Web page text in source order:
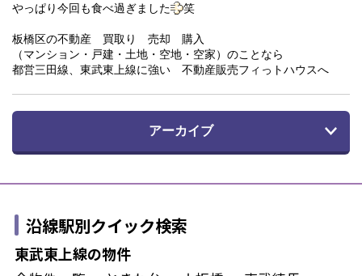
やっぱり今回も食べ過ぎました 笑
板橋区の不動産 買取り 売却 購入
（マンション・戸建・土地・空地・空家）のことなら
都営三田線、東武東上線に強い 不動産販売フィっトハウスへ
アーカイブ
沿線駅別クイック検索
東武東上線の物件